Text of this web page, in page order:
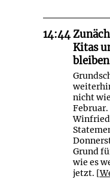
14:44
Kitas
nicht
Grund
wie es
jetzt. [